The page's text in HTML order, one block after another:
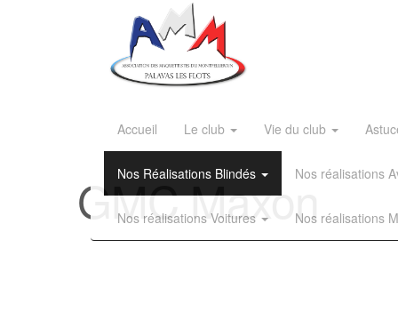
Accueil Le club Vie du club
Nos Réalisations Blindés Nos réalisations
Nos réalisations Voitures Nos réalisations
GMC Maxon